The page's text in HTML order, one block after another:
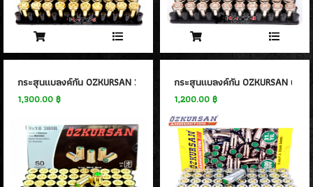
SCOPE/ GAS/อุปกรณ์เสริม
GAS/กระสุนบีบีกัน(47)
SCOPE , RED DOT(38)
อุปกรณ์เสริม
กระสุนแบลงค์กัน OZKURSAN 380R
1,300.00 ฿
กระสุนแบลงค์กัน OZKURSAN ปล
1,200.00 ฿